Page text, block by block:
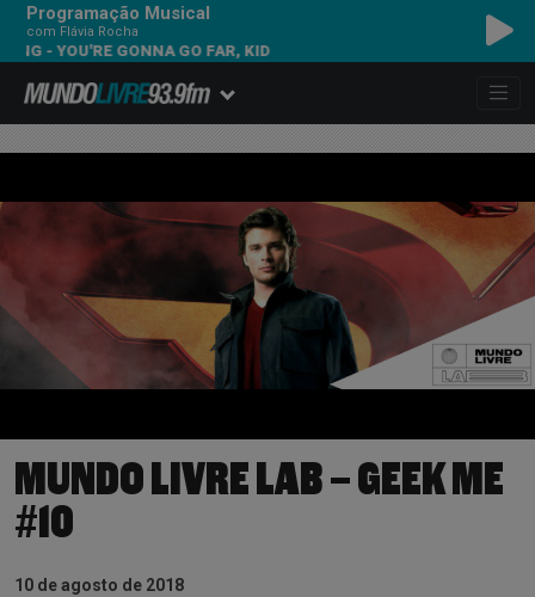
Programação Musical
com Flávia Rocha
GONNA GO FAR, KID
MUNDO LIVRE LAB – GEEK ME
#10
10 de agosto de 2018